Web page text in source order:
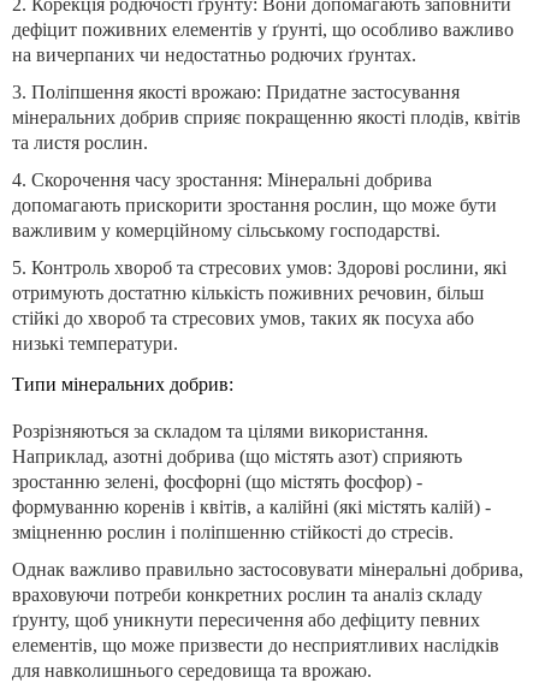
дефіцит поживних елементів у ґрунті, що особливо важливо
на вичерпаних чи недостатньо родючих ґрунтах.
3. Поліпшення якості врожаю: Придатне застосування
мінеральних добрив сприяє покращенню якості плодів, квітів
та листя рослин.
4. Скорочення часу зростання: Мінеральні добрива
допомагають прискорити зростання рослин, що може бути
важливим у комерційному сільському господарстві.
5. Контроль хвороб та стресових умов: Здорові рослини, які
отримують достатню кількість поживних речовин, більш
стійкі до хвороб та стресових умов, таких як посуха або
низькі температури.
Типи мінеральних добрив:
Розрізняються за складом та цілями використання.
Наприклад, азотні добрива (що містять азот) сприяють
зростанню зелені, фосфорні (що містять фосфор) -
формуванню коренів і квітів, а калійні (які містять калій) -
зміцненню рослин і поліпшенню стійкості до стресів.
Однак важливо правильно застосовувати мінеральні добрива,
враховуючи потреби конкретних рослин та аналіз складу
ґрунту, щоб уникнути пересичення або дефіциту певних
елементів, що може призвести до несприятливих наслідків
для навколишнього середовища та врожаю.